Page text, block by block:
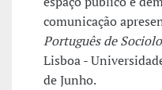
comunicação
Português de
Lisboa -
de Junho.